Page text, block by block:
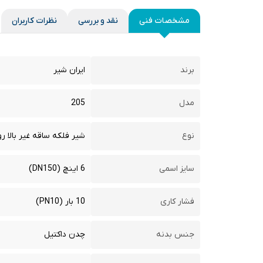
مشخصات فنی نقد و بررسی نظرات کاربران
برند ایران شیر
مدل 205
نوع شیر فلکه ساقه غیر بالا
سایز اسمی 6 اینچ (DN150)
فشار کاری 10 بار (PN10)
جنس بدنه چدن داکتیل